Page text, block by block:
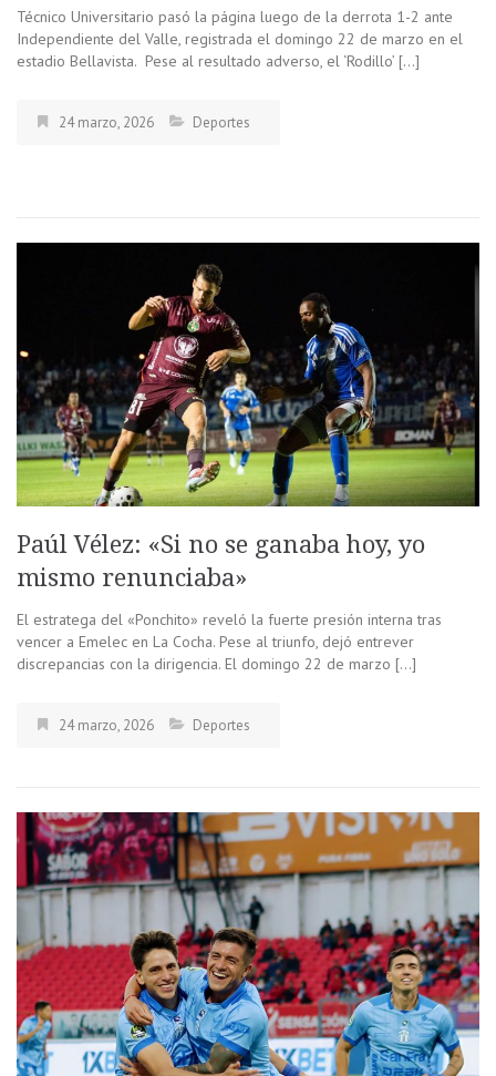
Técnico Universitario pasó la página luego de la derrota 1-2 ante
Independiente del Valle, registrada el domingo 22 de marzo en el
estadio Bellavista. Pese al resultado adverso, el ‘Rodillo’ […]
24 marzo, 2026 Deportes
Paúl Vélez: «Si no se ganaba hoy, yo
mismo renunciaba»
El estratega del «Ponchito» reveló la fuerte presión interna tras
vencer a Emelec en La Cocha. Pese al triunfo, dejó entrever
discrepancias con la dirigencia. El domingo 22 de marzo […]
24 marzo, 2026 Deportes